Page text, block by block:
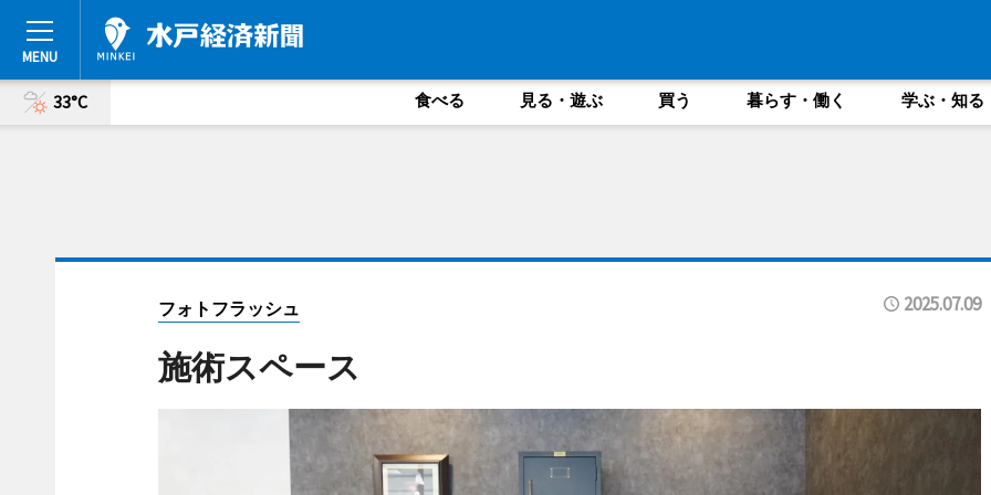
33°C 食べる 見る・遊ぶ 買う 暮らす・働く 学ぶ・知る
フォトフラッシュ 2025.07.09
施術スペース